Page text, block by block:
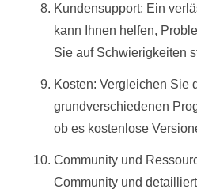
Kundensupport: Ein
kann Ihnen helfen,
Sie auf Schwierigkeiten
Kosten: Vergleichen Sie
grundverschiedenen
ob es kostenlose
Community und
Community und